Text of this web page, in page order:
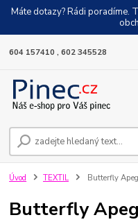
Máte dotazy? Rádi poradíme.
604 157410 , 602 345528
Úvod TEXTIL Butterfly
Butterfly